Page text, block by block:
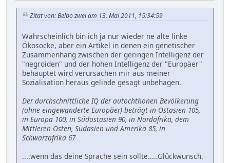
Zitat von: Belbo zwei am 13. Mai 2011, 15:34:59
Wahrscheinlich bin ich ja nur wieder ne alte linke
Ökosocke, aber ein Artikel in denen ein genetischer
Zusammenhang zwischen der geringen Intelligenz der
"negroiden" und der hohen Intelligenz der "Europäer"
behauptet wird verursachen mir aus meiner
Sozialisation heraus gelinde gesagt unbehagen.
Der durchschnittliche IQ der autochthonen Bevölkerung
(ohne eingewanderte Europäer) beträgt in Ostasien 105,
in Europa 100, in Südostasien 90, in Nordafrika, dem
Mittleren Osten, Südasien und Amerika 85, in
Schwarzafrika 67
....wenn das deine Sprache sein sollte.....Glückwunsch.